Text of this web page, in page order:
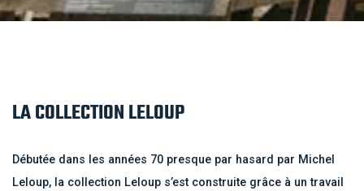
LA COLLECTION LELOUP
Débutée dans les années 70 presque par hasard par Michel
Leloup, la collection Leloup s’est construite grâce à un travail